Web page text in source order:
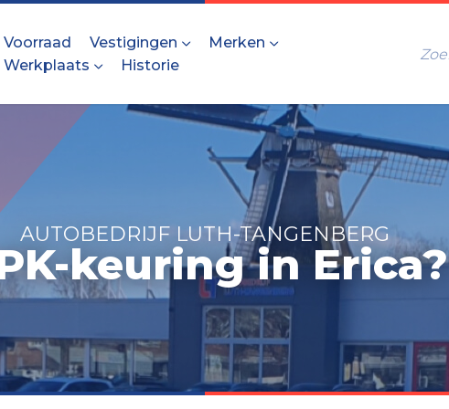
Voorraad Vestigingen
Merken
Werkplaats
Historie
AUTOBEDRIJF LUTH-TANGENBERG
keuring in Erica?